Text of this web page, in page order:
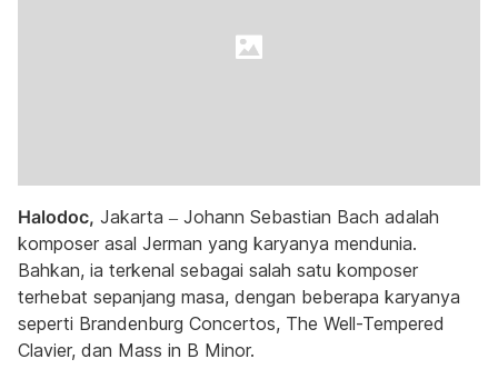
Halodoc, Jakarta – Johann Sebastian Bach adalah
komposer asal Jerman yang karyanya mendunia.
Bahkan, ia terkenal sebagai salah satu komposer
terhebat sepanjang masa, dengan beberapa karyanya
seperti Brandenburg Concertos, The Well-Tempered
Clavier, dan Mass in B Minor.